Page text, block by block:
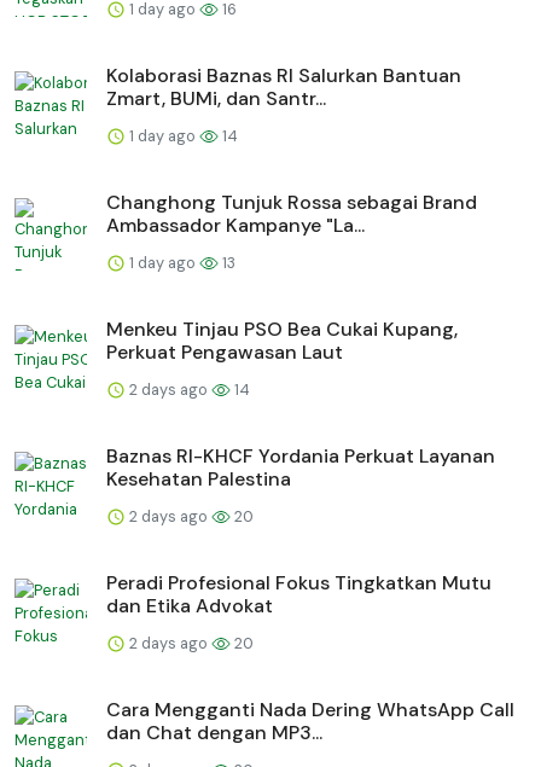
1 day ago 16
Kolaborasi Baznas RI Salurkan Bantuan
Zmart, BUMi, dan Santr...
1 day ago 14
Changhong Tunjuk Rossa sebagai Brand
Ambassador Kampanye "La...
1 day ago 13
Menkeu Tinjau PSO Bea Cukai Kupang,
Perkuat Pengawasan Laut
2 days ago 14
Baznas RI-KHCF Yordania Perkuat Layanan
Kesehatan Palestina
2 days ago 20
Peradi Profesional Fokus Tingkatkan Mutu
dan Etika Advokat
2 days ago 20
Cara Mengganti Nada Dering WhatsApp Call
dan Chat dengan MP3...